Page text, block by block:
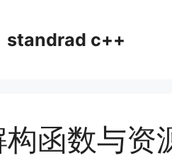
standrad c++
构函数与资